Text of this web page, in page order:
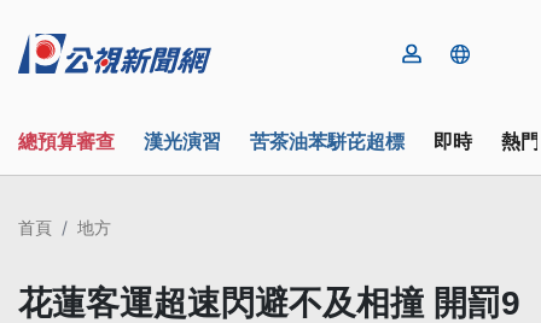
總預算審查 漢光演習 苦茶油苯駢芘超標 即時 熱
首頁 地方
花蓮客運超速閃避不及相撞 開罰9